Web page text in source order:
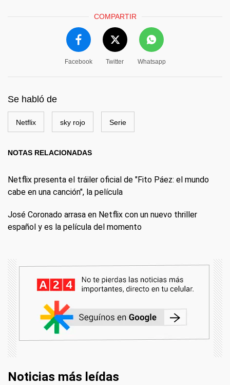
COMPARTIR
Facebook Twitter Whatsapp
Se habló de
Netflix sky rojo Serie
NOTAS RELACIONADAS
Netflix presenta el tráiler oficial de "Fito Páez: el mundo
cabe en una canción", la película
José Coronado arrasa en Netflix con un nuevo thriller
español y es la película del momento
Noticias más leídas